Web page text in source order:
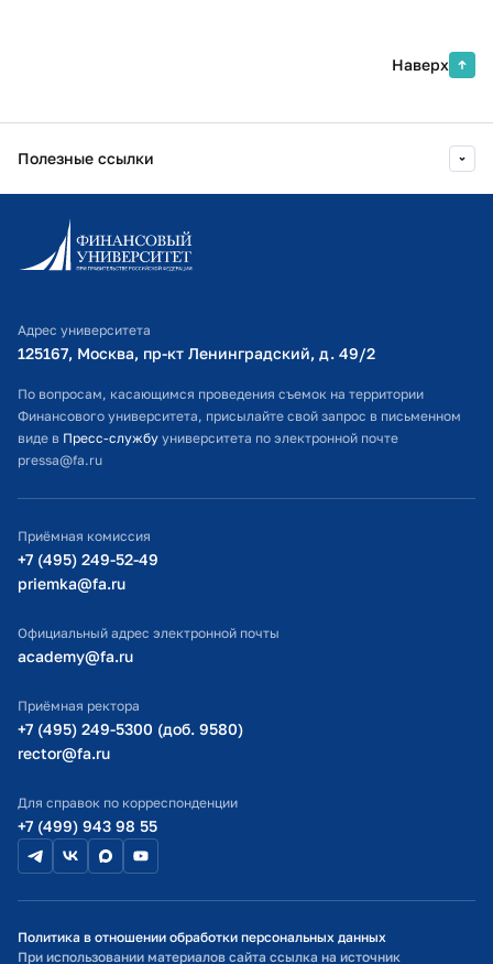
Наверх
Полезные ссылки
Информационно-образовательный портал
Личный кабинет поступающего
Оплата обучения
Расписание занятий
Студенческий офис
Официальный адрес электронной почты
Министерство просвещения РФ
Министерство науки и высшего образования РФ
Адрес университета
125167, Москва, пр-кт Ленинградский, д. 49/2​
По вопросам, касающимся проведения съемок на территории
Финансового университета, присылайте свой запрос в письменном
виде в Пресс-службу университета по электронной почте
pressa@fa.ru
Приёмная комиссия
+7 (495) 249-52-49
priemka@fa.ru
Официальный адрес электронной почты
academy@fa.ru
Приёмная ректора
+7 (495) 249-5300 (доб. 9580)
rector@fa.ru
Для справок по корреспонденции
+7 (499) 943 98 55
Политика в отношении обработки персональных данных
При использовании материалов сайта ссылка на источник